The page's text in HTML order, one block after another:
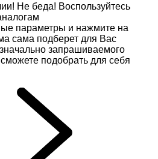
Не беда! Воспользуйтесь
параметры и нажмите на
сама подберет для Вас
запрашиваемого
подобрать для себя